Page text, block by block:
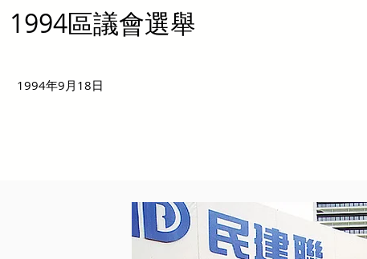
1994區議會選舉
1994年9月18日